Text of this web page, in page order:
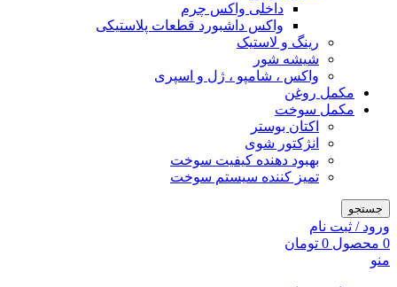
داخلی واکس چرم
واکس داشبورد قطعات پلاستیکی
رینگ و لاستیک
شیشه شور
واکس ، شامپو ، ژل و اسپری
مکمل روغن
مکمل سوخت
اکتان بوستر
انژکتور شوی
بهبود دهنده کیفیت سوخت
تمیز کننده سیستم سوخت
جستجو
ورود / ثبت نام
0 محصول 0 تومان
منو